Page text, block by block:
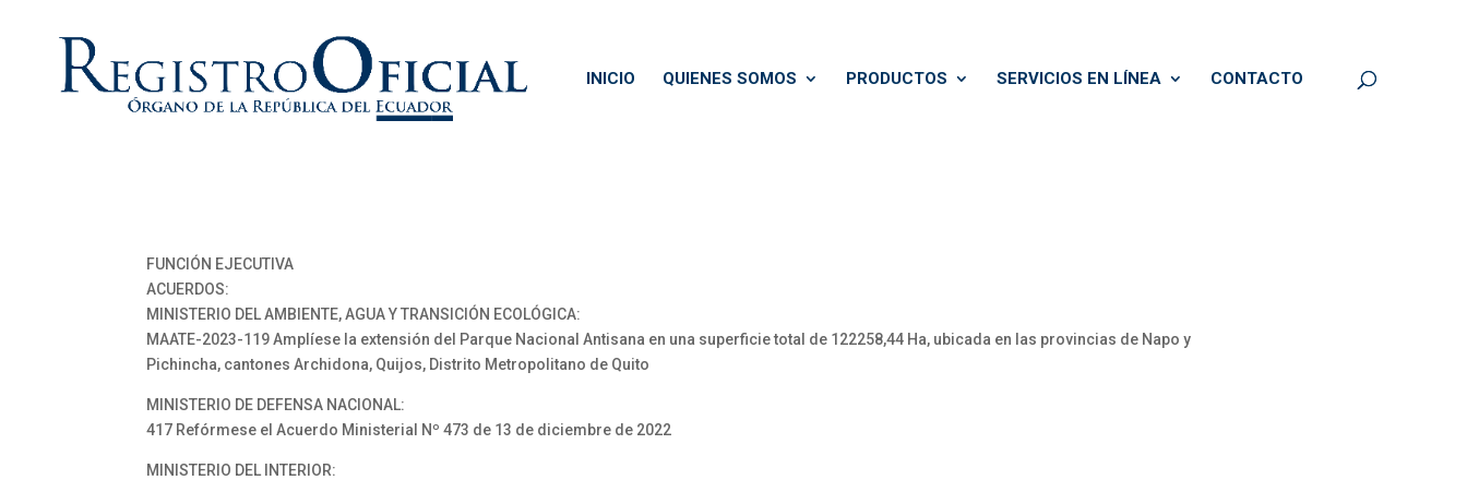
INICIO QUIENES SOMOS PRODUCTOS SERVICIOS EN LÍNEA CONTACTO
FUNCIÓN EJECUTIVA
ACUERDOS:
MINISTERIO DEL AMBIENTE, AGUA Y TRANSICIÓN ECOLÓGICA:
MAATE-2023-119 Amplíese la extensión del Parque Nacional Antisana en una superficie total de 122258,44 Ha, ubicada en las provincias de Napo y
Pichincha, cantones Archidona, Quijos, Distrito Metropolitano de Quito
MINISTERIO DE DEFENSA NACIONAL:
417 Refórmese el Acuerdo Ministerial Nº 473 de 13 de diciembre de 2022
MINISTERIO DEL INTERIOR: